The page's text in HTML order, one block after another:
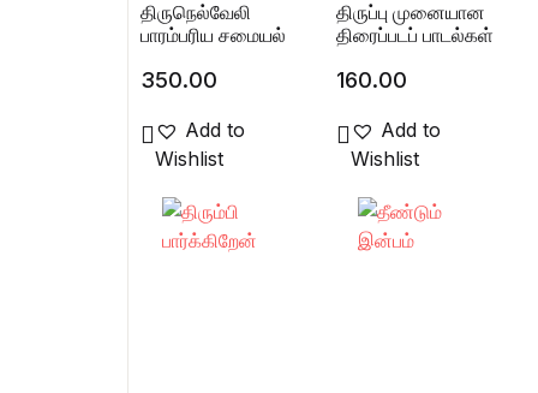
திருநெல்வேலி
பாரம்பரிய சமையல்
350.00
Add to
Wishlist
திருப்பு முனையான
திரைப்படப் பாடல்கள்
160.00
Add to
Wishlist